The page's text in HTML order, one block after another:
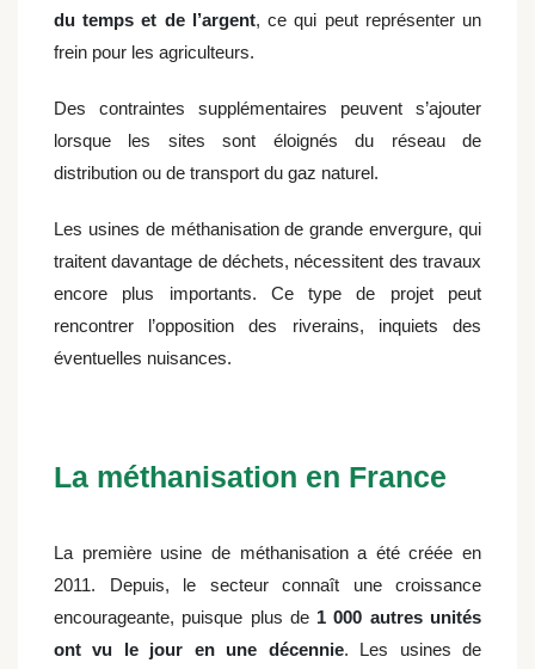
du temps et de l’argent, ce qui peut représenter un
frein pour les agriculteurs.
Des contraintes supplémentaires peuvent s’ajouter
lorsque les sites sont éloignés du réseau de
distribution ou de transport du gaz naturel.
Les usines de méthanisation de grande envergure, qui
traitent davantage de déchets, nécessitent des travaux
encore plus importants. Ce type de projet peut
rencontrer l’opposition des riverains, inquiets des
éventuelles nuisances.
La méthanisation en France
La première usine de méthanisation a été créée en
2011. Depuis, le secteur connaît une croissance
encourageante, puisque plus de 1 000 autres unités
ont vu le jour en une décennie. Les usines de